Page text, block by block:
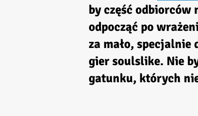
by część odbiorców
odpocząć po
za mało,
gier soulslike. Nie
gatunku, których